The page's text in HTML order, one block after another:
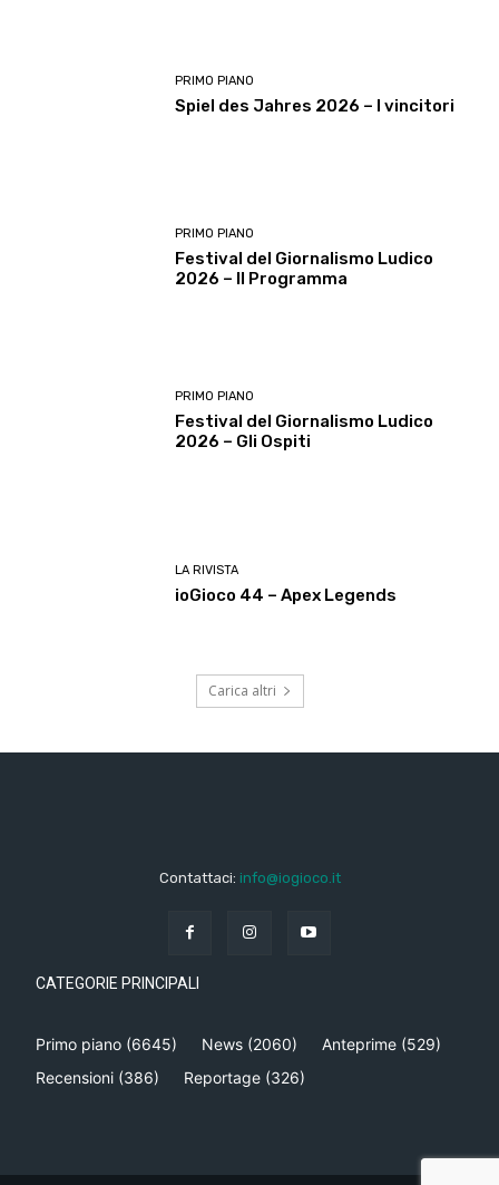
PRIMO PIANO
Spiel des Jahres 2026 – I vincitori
PRIMO PIANO
Festival del Giornalismo Ludico
2026 – Il Programma
PRIMO PIANO
Festival del Giornalismo Ludico
2026 – Gli Ospiti
LA RIVISTA
ioGioco 44 – Apex Legends
Carica altri
Contattaci: info@iogioco.it
CATEGORIE PRINCIPALI
Primo piano (6645) News (2060) Anteprime (529)
Recensioni (386) Reportage (326)